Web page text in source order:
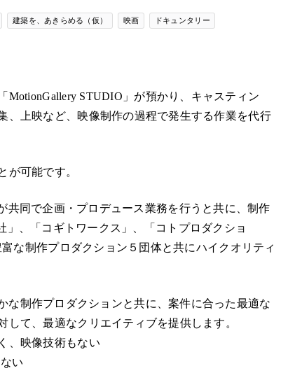
建築を、あきらめる（仮） 映画 ドキュンタリー
STUDIO」が預かり、キャスティン
、上映など、映像制作の過程で発生する作業を代行
が可能です。
共同で企画・プロデュース業務を行うと共に、制作
」、「コギトワークス」、「コトプロダクショ
な制作プロダクション５団体と共にハイクオリティ
な制作プロダクションと共に、案件に合った最適な
て、最適なクリエイティブを提供します。
、映像技術もない
い